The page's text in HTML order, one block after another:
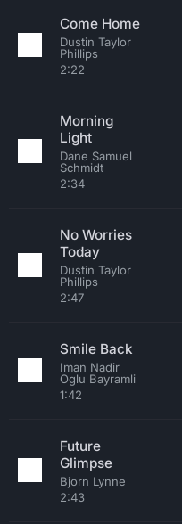
Come Home
Dustin Taylor
Phillips
2:22
Morning
Light
Dane Samuel
Schmidt
2:34
No Worries
Today
Dustin Taylor
Phillips
2:47
Smile Back
Iman Nadir
Oglu Bayramli
1:42
Future
Glimpse
Bjorn Lynne
2:43